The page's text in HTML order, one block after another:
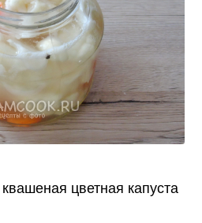
цветная капуста